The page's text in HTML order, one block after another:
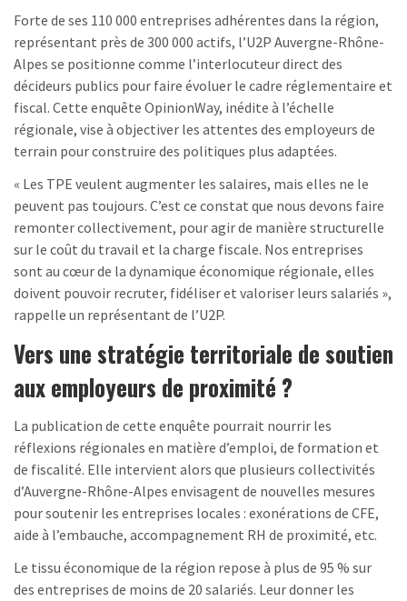
Forte de ses 110 000 entreprises adhérentes dans la région,
représentant près de 300 000 actifs, l’U2P Auvergne-Rhône-
Alpes se positionne comme l’interlocuteur direct des
décideurs publics pour faire évoluer le cadre réglementaire et
fiscal. Cette enquête OpinionWay, inédite à l’échelle
régionale, vise à objectiver les attentes des employeurs de
terrain pour construire des politiques plus adaptées.
« Les TPE veulent augmenter les salaires, mais elles ne le
peuvent pas toujours. C’est ce constat que nous devons faire
remonter collectivement, pour agir de manière structurelle
sur le coût du travail et la charge fiscale. Nos entreprises
sont au cœur de la dynamique économique régionale, elles
doivent pouvoir recruter, fidéliser et valoriser leurs salariés »,
rappelle un représentant de l’U2P.
Vers une stratégie territoriale de soutien
aux employeurs de proximité ?
La publication de cette enquête pourrait nourrir les
réflexions régionales en matière d’emploi, de formation et
de fiscalité. Elle intervient alors que plusieurs collectivités
d’Auvergne-Rhône-Alpes envisagent de nouvelles mesures
pour soutenir les entreprises locales : exonérations de CFE,
aide à l’embauche, accompagnement RH de proximité, etc.
Le tissu économique de la région repose à plus de 95 % sur
des entreprises de moins de 20 salariés. Leur donner les